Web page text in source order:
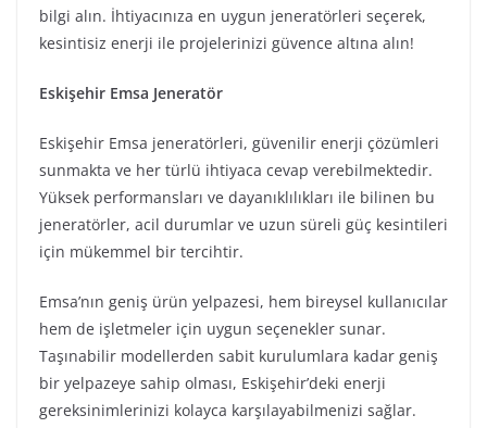
bilgi alın. İhtiyacınıza en uygun jeneratörleri seçerek,
kesintisiz enerji ile projelerinizi güvence altına alın!
Eskişehir Emsa Jeneratör
Eskişehir Emsa jeneratörleri, güvenilir enerji çözümleri
sunmakta ve her türlü ihtiyaca cevap verebilmektedir.
Yüksek performansları ve dayanıklılıkları ile bilinen bu
jeneratörler, acil durumlar ve uzun süreli güç kesintileri
için mükemmel bir tercihtir.
Emsa’nın geniş ürün yelpazesi, hem bireysel kullanıcılar
hem de işletmeler için uygun seçenekler sunar.
Taşınabilir modellerden sabit kurulumlara kadar geniş
bir yelpazeye sahip olması, Eskişehir’deki enerji
gereksinimlerinizi kolayca karşılayabilmenizi sağlar.